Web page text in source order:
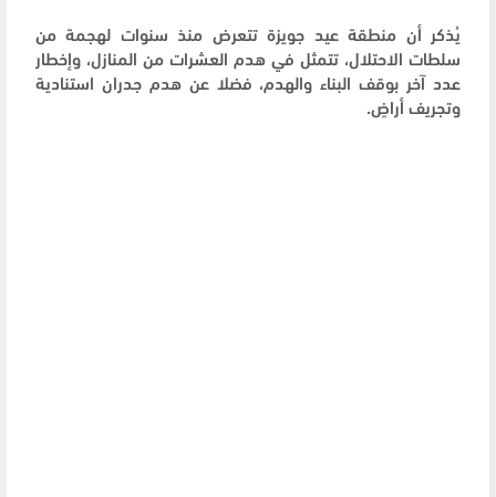
يُذكر أن منطقة عيد جويزة تتعرض منذ سنوات لهجمة من
سلطات الاحتلال، تتمثل في هدم العشرات من المنازل، وإخطار
عدد آخر بوقف البناء والهدم، فضلا عن هدم جدران استنادية
وتجريف أراضٍ.